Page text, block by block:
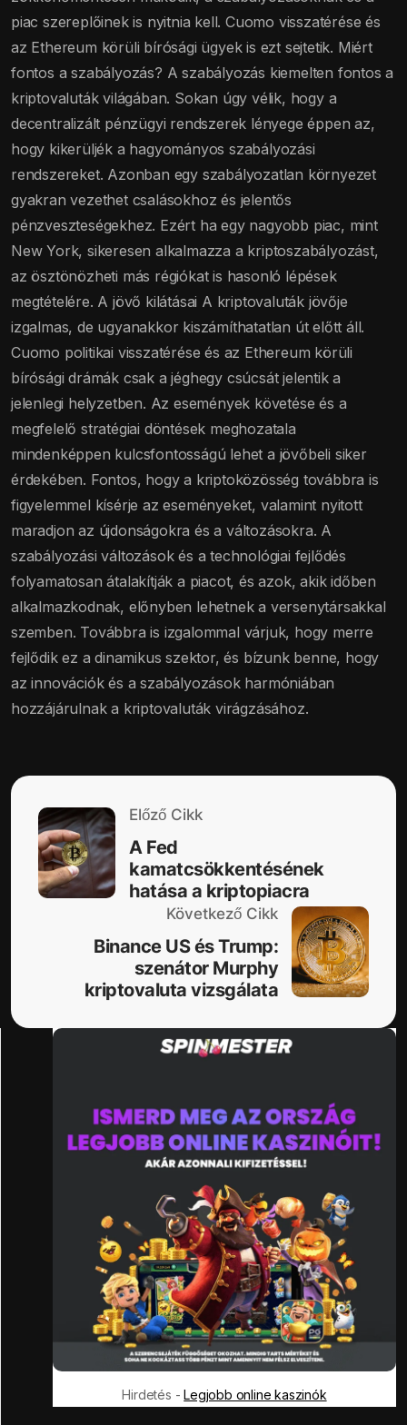
piac szereplőinek is nyitnia kell. Cuomo visszatérése és
az Ethereum körüli bírósági ügyek is ezt sejtetik. Miért
fontos a szabályozás? A szabályozás kiemelten fontos a
kriptovaluták világában. Sokan úgy vélik, hogy a
decentralizált pénzügyi rendszerek lényege éppen az,
hogy kikerüljék a hagyományos szabályozási
rendszereket. Azonban egy szabályozatlan környezet
gyakran vezethet csalásokhoz és jelentős
pénzveszteségekhez. Ezért ha egy nagyobb piac, mint
New York, sikeresen alkalmazza a kriptoszabályozást,
az ösztönözheti más régiókat is hasonló lépések
megtételére. A jövő kilátásai A kriptovaluták jövője
izgalmas, de ugyanakkor kiszámíthatatlan út előtt áll.
Cuomo politikai visszatérése és az Ethereum körüli
bírósági drámák csak a jéghegy csúcsát jelentik a
jelenlegi helyzetben. Az események követése és a
megfelelő stratégiai döntések meghozatala
mindenképpen kulcsfontosságú lehet a jövőbeli siker
érdekében. Fontos, hogy a kriptoközösség továbbra is
figyelemmel kísérje az eseményeket, valamint nyitott
maradjon az újdonságokra és a változásokra. A
szabályozási változások és a technológiai fejlődés
folyamatosan átalakítják a piacot, és azok, akik időben
alkalmazkodnak, előnyben lehetnek a versenytársakkal
szemben. Továbbra is izgalommal várjuk, hogy merre
fejlődik ez a dinamikus szektor, és bízunk benne, hogy
az innovációk és a szabályozások harmóniában
hozzájárulnak a kriptovaluták virágzásához.
Előző Cikk
A Fed
kamatcsökkentésének
hatása a kriptopiacra
Következő Cikk
Binance US és Trump:
szenátor Murphy
kriptovaluta vizsgálata
Hirdetés -Legjobb online kaszinók